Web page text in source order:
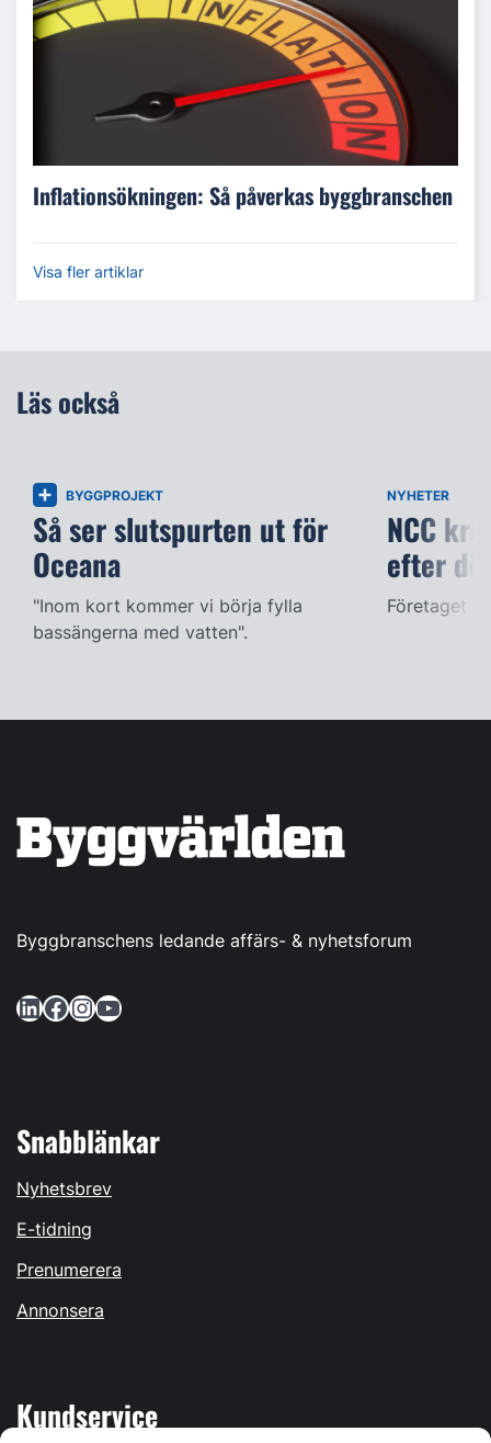
Inflationsökningen: Så påverkas byggbranschen
Visa fler artiklar
Läs också
BYGGPROJEKT
Så ser slutspurten ut för
Oceana
"Inom kort kommer vi börja fylla
bassängerna med vatten".
NYHETER
NCC
efter
Företaget
Byggbranschens ledande affärs- & nyhetsforum
LinkedIn Facebook InstagramYouTube
Snabblänkar
Nyhetsbrev
E-tidning
Prenumerera
Annonsera
Kundservice